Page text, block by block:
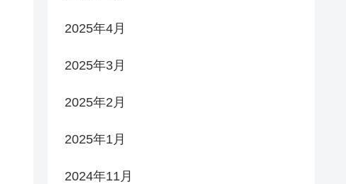
2025年4月
2025年3月
2025年2月
2025年1月
2024年11月